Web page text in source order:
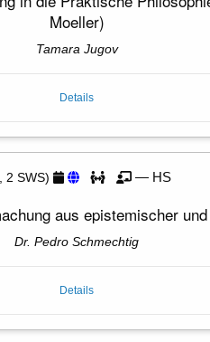
Moeller)
Tamara Jugov
Details
2 SWS) — HS
aus epistemischer
Dr. Pedro Schmechtig
Details